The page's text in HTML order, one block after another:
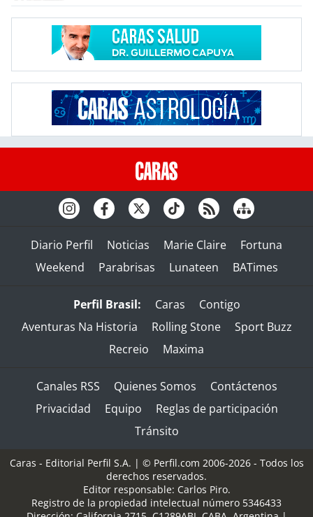
Diario Perfil Noticias Marie Claire
Fortuna
Weekend
Parabrisas Lunateen BATimes
Perfil Brasil: Caras
Contigo
Aventuras Na Historia
Rolling Stone
Sport Buzz
Recreio
Maxima
Canales RSS Quienes Somos
Contáctenos
Privacidad
Equipo
Reglas de participación
Tránsito
Caras - Editorial Perfil S.A. | © Perfil.com 2006-2026 - Todos los
derechos reservados.
Editor responsable: Carlos Piro.
Registro de la propiedad intelectual número 5346433